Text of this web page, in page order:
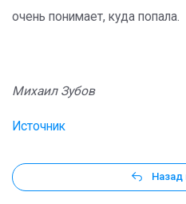
очень понимает, куда попала.
Михаил Зубов
Источник
Назад